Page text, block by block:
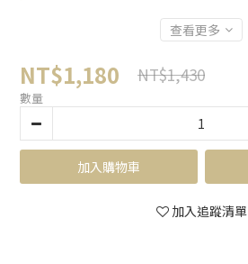
查看更多
NT$1,180 NT$1,430
數量
加入購物車
加入追蹤清單